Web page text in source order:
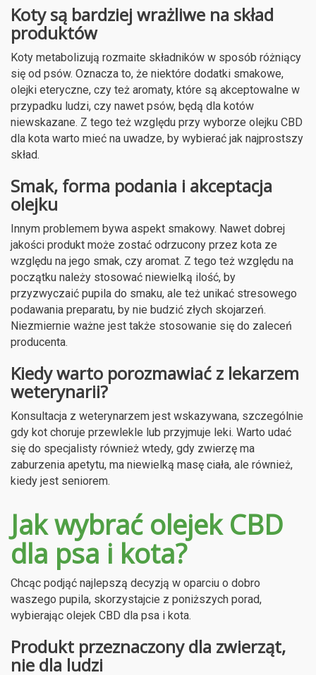
Koty są bardziej wrażliwe na skład
produktów
Koty metabolizują rozmaite składników w sposób różniący
się od psów. Oznacza to, że niektóre dodatki smakowe,
olejki eteryczne, czy też aromaty, które są akceptowalne w
przypadku ludzi, czy nawet psów, będą dla kotów
niewskazane. Z tego też względu przy wyborze olejku CBD
dla kota warto mieć na uwadze, by wybierać jak najprostszy
skład.
Smak, forma podania i akceptacja
olejku
Innym problemem bywa aspekt smakowy. Nawet dobrej
jakości produkt może zostać odrzucony przez kota ze
względu na jego smak, czy aromat. Z tego też względu na
początku należy stosować niewielką ilość, by
przyzwyczaić pupila do smaku, ale też unikać stresowego
podawania preparatu, by nie budzić złych skojarzeń.
Niezmiernie ważne jest także stosowanie się do zaleceń
producenta.
Kiedy warto porozmawiać z lekarzem
weterynarii?
Konsultacja z weterynarzem jest wskazywana, szczególnie
gdy kot choruje przewlekle lub przyjmuje leki. Warto udać
się do specjalisty również wtedy, gdy zwierzę ma
zaburzenia apetytu, ma niewielką masę ciała, ale również,
kiedy jest seniorem.
Jak wybrać olejek CBD
dla psa i kota?
Chcąc podjąć najlepszą decyzją w oparciu o dobro
waszego pupila, skorzystajcie z poniższych porad,
wybierając olejek CBD dla psa i kota.
Produkt przeznaczony dla zwierząt,
nie dla ludzi